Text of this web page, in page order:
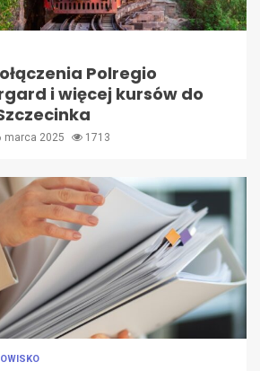
Polregio
i więcej kursów do
marca 2025 1713